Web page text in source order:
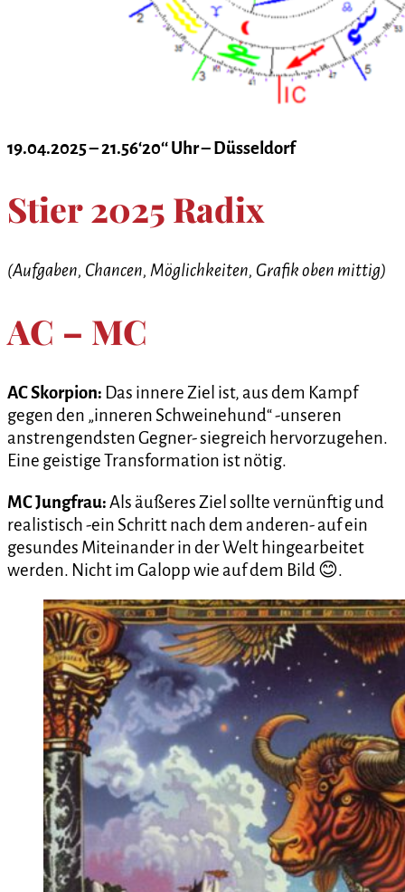
19.04.2025 – 21.56‘20‘‘ Uhr – Düsseldorf
Stier 2025 Radix
(Aufgaben, Chancen, Möglichkeiten, Grafik oben mittig)
AC – MC
AC Skorpion: Das innere Ziel ist, aus dem Kampf
gegen den „inneren Schweinehund“ -unseren
anstrengendsten Gegner- siegreich hervorzugehen.
Eine geistige Transformation ist nötig.
MC Jungfrau:Als äußeres Ziel sollte vernünftig und
realistisch -ein Schritt nach dem anderen- auf ein
gesundes Miteinander in der Welt hingearbeitet
werden. Nicht im Galopp wie auf dem Bild 😊.